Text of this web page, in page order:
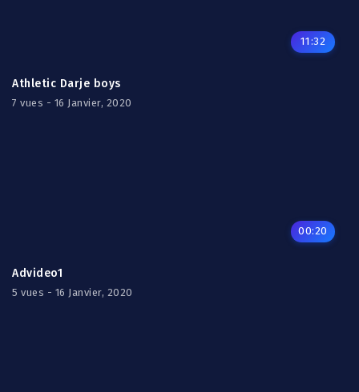
11:32
Athletic Darje boys
7 vues - 16 Janvier, 2020
00:20
Advideo1
5 vues - 16 Janvier, 2020